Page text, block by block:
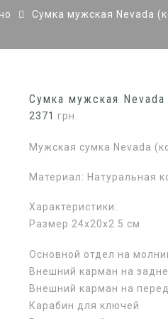
Сумка мужская Nevada
Сумка мужская Nevada
2371 грн.
Мужская сумка Nevada
Материал: Натуральная
Характеристики:
Размер 24х20х2.5 см
Основной отдел на
Внешний карман на
Внешний карман на
Карабин для ключей